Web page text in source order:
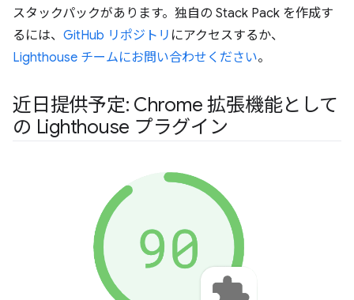
スタックパックがあります。独自の Stack Pack を作成す
るには、 GitHub リポジトリ にアクセスするか、
Lighthouse チームにお問い合わせください。
近日提供予定: Chrome 拡張機能として
の Lighthouse プラグイン